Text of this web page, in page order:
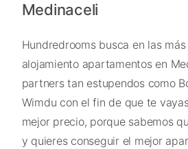
Medinaceli
Hundredrooms busca en las
alojamiento apartamentos en
partners tan estupendos como
Wimdu con el fin de que te
mejor precio, porque sabemos
y quieres conseguir el mejor